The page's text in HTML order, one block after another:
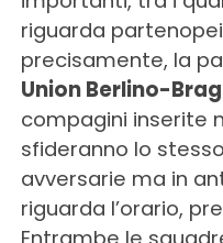
riguarda partenopei
precisamente, la
Union Berlino-
compagini inserite
sfideranno lo
avversarie ma in
riguarda l’orario,